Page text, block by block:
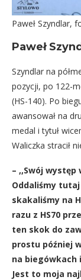
Paweł Szyndlar,
Paweł
Szyndlar na
pozycji, po 122-
(HS-140). Po
awansował na
medal i tytuł
Waliczka stracił
– ,,Swój
Oddaliśmy tutaj
skakaliśmy na
razu z HS70
ten skok do
prostu później
na biegówkach
Jest to moja